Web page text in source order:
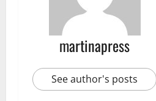
martinapress
See author's posts